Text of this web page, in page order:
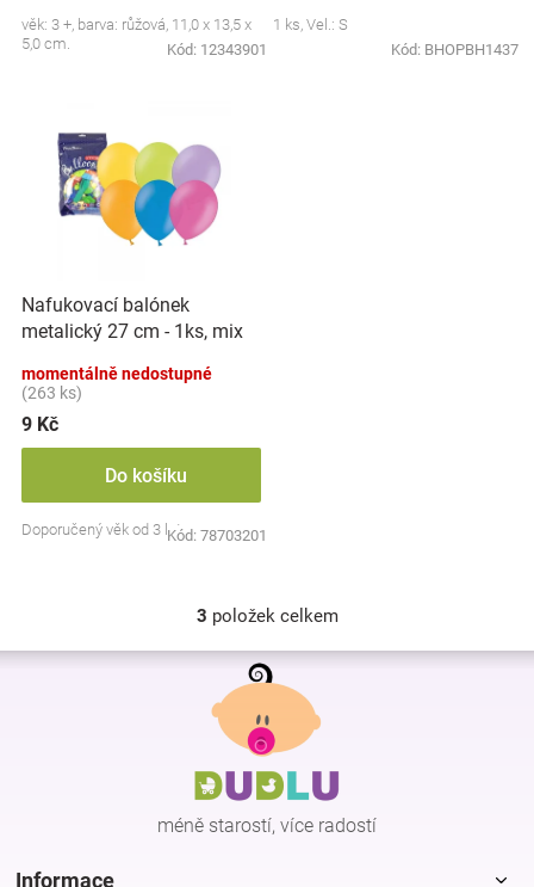
Přihlášení
věk: 3 +, barva: růžová, 11,0 x 13,5 x
5,0 cm.
Kód: 12343901
1 ks, Vel.: S
Kód: BHOPBH1437
Nafukovací balónek
metalický 27 cm - 1ks, mix
momentálně nedostupné
(263 ks)
9 Kč
Do košíku
Doporučený věk od 3 letKód: 78703201
O
v
l
d
a
c
í
p
r
3 položek celkem
Z
méně starostí, více radostí
Informace